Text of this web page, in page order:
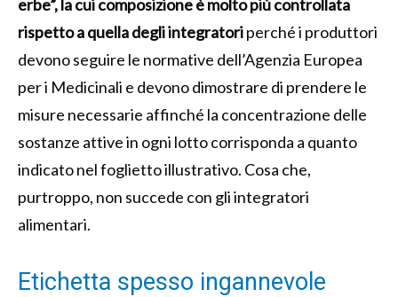
erbe”, la cui composizione è molto più controllata
rispetto a quella degli integratoriperché i produttori
devono seguire le normative dell’Agenzia Europea
per i Medicinali e devono dimostrare di prendere le
misure necessarie affinché la concentrazione delle
sostanze attive in ogni lotto corrisponda a quanto
indicato nel foglietto illustrativo. Cosa che,
purtroppo, non succede con gli integratori
alimentari.
Etichetta spesso ingannevole